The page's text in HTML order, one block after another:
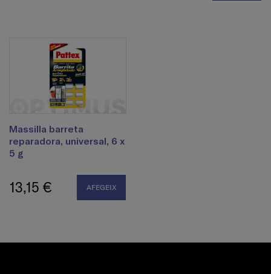
Massilla barreta
reparadora, universal, 6 x
5 g
13,15 € AFEGEIX